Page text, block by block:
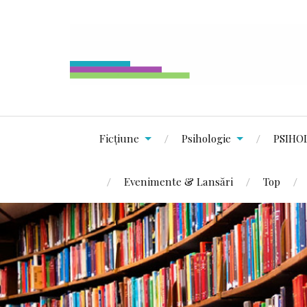
Ficțiune Psihologie
Evenimente & Lansări Top